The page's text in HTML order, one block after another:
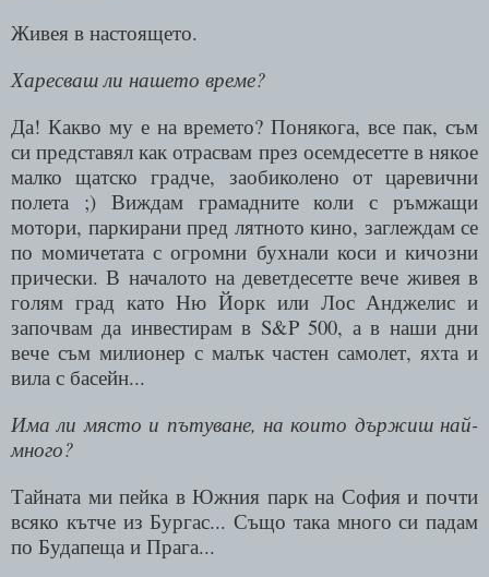
Живея в настоящето.
Харесваш ли нашето време?
Да! Какво му е на времето? Понякога, все пак, съм
си представял как отрасвам през осемдесетте в някое
малко щатско градче, заобиколено от царевични
полета ;) Виждам грамадните коли с ръмжащи
мотори, паркирани пред лятното кино, заглеждам се
по момичетата с огромни бухнали коси и кичозни
прически. В началото на деветдесетте вече живея в
голям град като Ню Йорк или Лос Анджелис и
започвам да инвестирам в S&P 500, а в наши дни
вече съм милионер с малък частен самолет, яхта и
вила с басейн...
Има ли място и пътуване, на които държиш най-
много?
Тайната ми пейка в Южния парк на София и почти
всяко кътче из Бургас... Също така много си падам
по Будапеща и Прага...